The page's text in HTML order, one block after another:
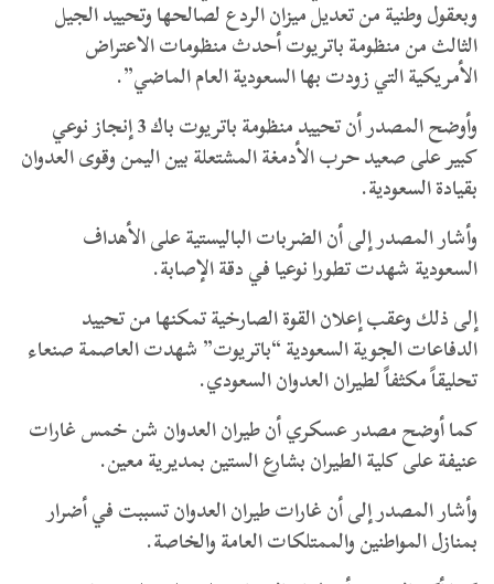
وبعقول وطنية من تعديل ميزان الردع لصالحها وتحييد الجيل
الثالث من منظومة باتريوت أحدث منظومات الاعتراض
الأمريكية التي زودت بها السعودية العام الماضي”.
وأوضح المصدر أن تحييد منظومة باتريوت باك 3 إنجاز نوعي
كبير على صعيد حرب الأدمغة المشتعلة بين اليمن وقوى العدوان
بقيادة السعودية.
وأشار المصدر إلى أن الضربات الباليستية على الأهداف
السعودية شهدت تطورا نوعيا في دقة الإصابة.
إلى ذلك وعقب إعلان القوة الصارخية تمكنها من تحييد
الدفاعات الجوية السعودية “باتريوت” شهدت العاصمة صنعاء
تحليقاً مكثفاً لطيران العدوان السعودي.
كما أوضح مصدر عسكري أن طيران العدوان شن خمس غارات
عنيفة على كلية الطيران بشارع الستين بمديرية معين.
وأشار المصدر إلى أن غارات طيران العدوان تسببت في أضرار
بمنازل المواطنين والممتلكات العامة والخاصة.